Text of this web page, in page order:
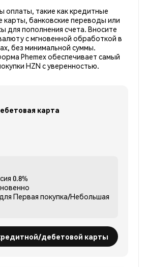
оплаты, такие как кредитные
банковские переводы или
для пополнения счета. Вносите
с мгновенной обработкой в
без минимальной суммы.
Phemex обеспечивает самый
HZN с уверенностью.
карта
0.8%
Первая покупка/Небольшая
дебетовой карты